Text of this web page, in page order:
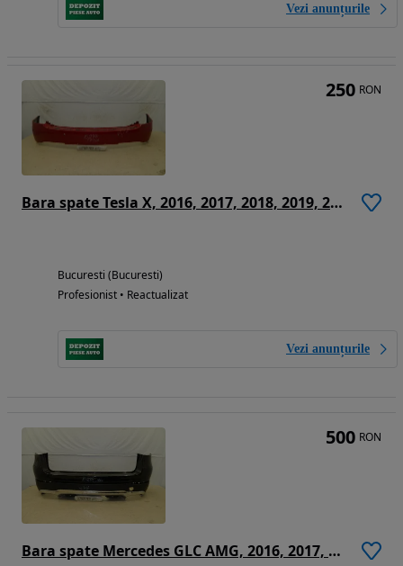
Vezi anunțurile
Bara spate Tesla X, 2016, 2017, 2018, 2019, 2020, 1034804-00-C
Bucuresti (Bucuresti)
Profesionist • Reactualizat
Vezi anunțurile
250 RON
Bara spate Mercedes GLC AMG, 2016, 2017, 2018, 2019, A2538850725
500 RON